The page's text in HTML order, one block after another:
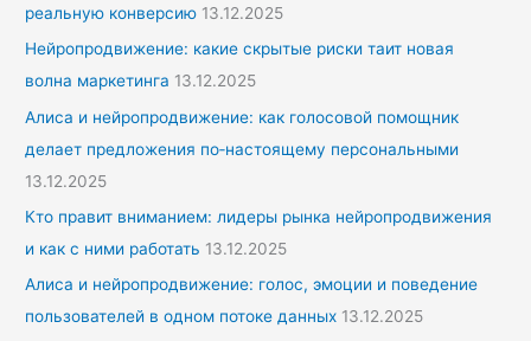
реальную конверсию 13.12.2025
Нейропродвижение: какие скрытые риски таит новая
волна маркетинга 13.12.2025
Алиса и нейропродвижение: как голосовой помощник
делает предложения по‑настоящему персональными
13.12.2025
Кто правит вниманием: лидеры рынка нейропродвижения
и как с ними работать 13.12.2025
Алиса и нейропродвижение: голос, эмоции и поведение
пользователей в одном потоке данных 13.12.2025